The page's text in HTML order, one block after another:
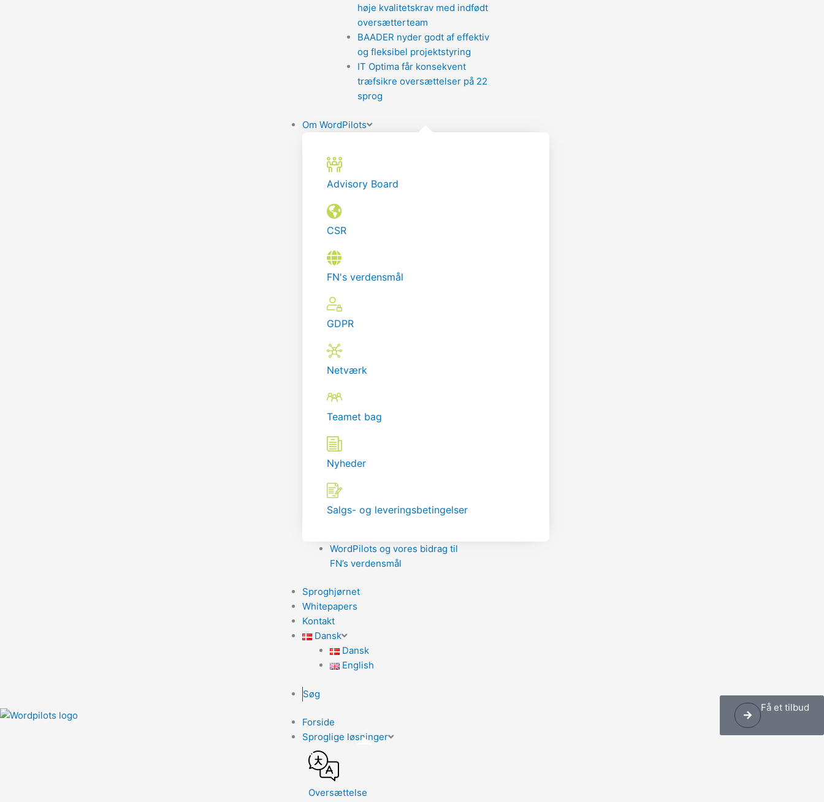
høje kvalitetskrav med indfødt
oversætterteam
BAADER nyder godt af effektiv
og fleksibel projektstyring
IT Optima får konsekvent
træfsikre oversættelser på 22
sprog
Om WordPilots
Advisory Board
CSR
FN's verdensmål
GDPR
Netværk
Teamet bag
Nyheder
Salgs- og leveringsbetingelser
WordPilots og vores bidrag til
FN’s verdensmål
Sproghjørnet
Whitepapers
Kontakt
Dansk
Dansk
English
Søg
Forside
Sproglige løsninger
Oversættelse
Få et tilbud